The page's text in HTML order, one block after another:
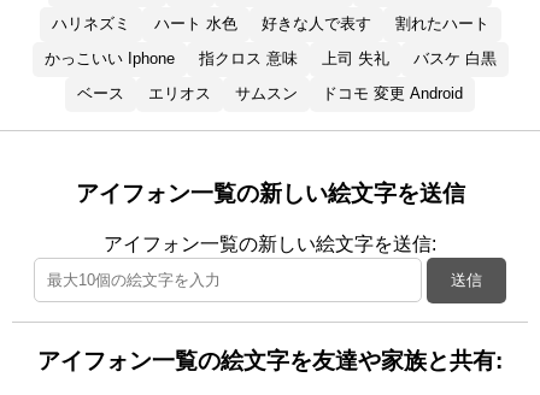
ハリネズミ
ハート 水色 好きな人で表す
割れたハート
かっこいい Iphone
指クロス 意味 上司 失礼
バスケ 白黒
ベース
エリオス サムスン ドコモ 変更 Android
アイフォン一覧の新しい絵文字を送信
アイフォン一覧の新しい絵文字を送信:
送信
アイフォン一覧の絵文字を友達や家族と共有: